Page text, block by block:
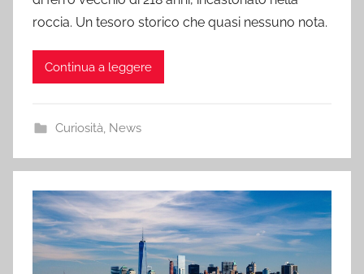
roccia. Un tesoro storico che quasi nessuno nota.
Continua a leggere
Curiosità, News